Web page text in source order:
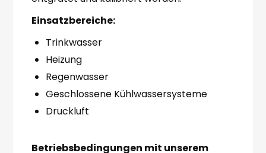
Einsatzbereiche:
Trinkwasser
Heizung
Regenwasser
Geschlossene Kühlwassersysteme
Druckluft
Betriebsbedingungen mit unserem